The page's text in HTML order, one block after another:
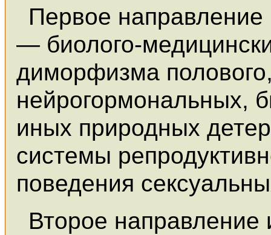
Первое направление
— биолого-
диморфизма
нейрогормональных,
иных природных
системы
поведения
Второе